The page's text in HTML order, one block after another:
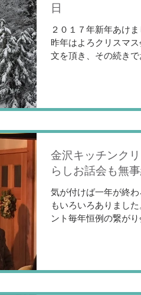
日
２０１７年新年あけ
昨年はよろクリスマス
文を頂き、その続きで
金沢キッチンク
らしお話会も無
気が付けば一年が終わ
もいろいろありまし
ント毎年恒例の繋が